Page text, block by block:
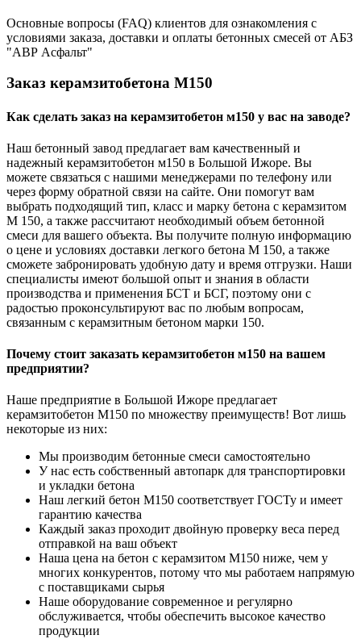
Основные вопросы (FAQ) клиентов для ознакомления с
условиями заказа, доставки и оплаты бетонных смесей от АБЗ
"АВР Асфальт"
Заказ керамзитобетона М150
Как сделать заказ на керамзитобетон м150 у вас на заводе?
Наш бетонный завод предлагает вам качественный и
надежный керамзитобетон м150 в Большой Ижоре. Вы
можете связаться с нашими менеджерами по телефону или
через форму обратной связи на сайте. Они помогут вам
выбрать подходящий тип, класс и марку бетона с керамзитом
М 150, а также рассчитают необходимый объем бетонной
смеси для вашего объекта. Вы получите полную информацию
о цене и условиях доставки легкого бетона М 150, а также
сможете забронировать удобную дату и время отгрузки. Наши
специалисты имеют большой опыт и знания в области
производства и применения БСТ и БСГ, поэтому они с
радостью проконсультируют вас по любым вопросам,
связанным с керамзитным бетоном марки 150.
Почему стоит заказать керамзитобетон м150 на вашем
предприятии?
Наше предприятие в Большой Ижоре предлагает
керамзитобетон М150 по множеству преимуществ! Вот лишь
некоторые из них:
Мы производим бетонные смеси самостоятельно
У нас есть собственный автопарк для транспортировки
и укладки бетона
Наш легкий бетон М150 соответствует ГОСТу и имеет
гарантию качества
Каждый заказ проходит двойную проверку веса перед
отправкой на ваш объект
Наша цена на бетон с керамзитом M150 ниже, чем у
многих конкурентов, потому что мы работаем напрямую
с поставщиками сырья
Наше оборудование современное и регулярно
обслуживается, чтобы обеспечить высокое качество
продукции